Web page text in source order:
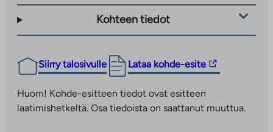
Kohteen tiedot
Siirry talosivulle Lataa kohde-esite
Linkki
ulkopuoliseen
palveluun.
Huom! Kohde-esitteen tiedot ovat esitteen
laatimishetkeltä. Osa tiedoista on saattanut muuttua.